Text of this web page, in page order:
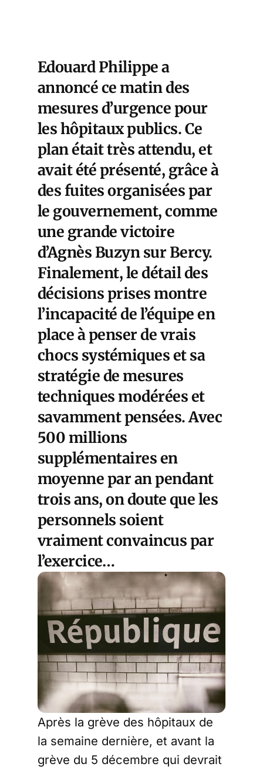
Edouard Philippe a
annoncé ce matin des
mesures d’urgence pour
les hôpitaux publics. Ce
plan était très attendu, et
avait été présenté, grâce à
des fuites organisées par
le gouvernement, comme
une grande victoire
d’Agnès Buzyn sur Bercy.
Finalement, le détail des
décisions prises montre
l’incapacité de l’équipe en
place à penser de vrais
chocs systémiques et sa
stratégie de mesures
techniques modérées et
savamment pensées. Avec
500 millions
supplémentaires en
moyenne par an pendant
trois ans, on doute que les
personnels soient
vraiment convaincus par
l’exercice…
Après la grève des hôpitaux de
la semaine dernière, et avant la
grève du 5 décembre qui devrait